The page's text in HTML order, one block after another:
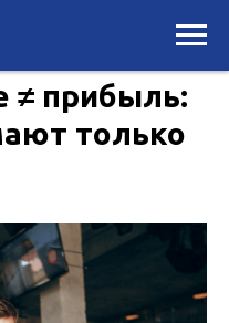
≠ прибыль:
только